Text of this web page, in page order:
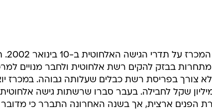
משרד התקשורת הודיע
בבזק להקים רשת אלחוטית ולחבר מנויים
צורך בפריסת רשת כבלים שעלותה גבוהה. במכרז
חבילות תדרים במחיר מינימום של 6 מיליון שקל לחבילה. בעבר סברו שרשתות גישה אלחוטית
הפנים ארצית, אך בשנה האחרונה התברר כי מדובר